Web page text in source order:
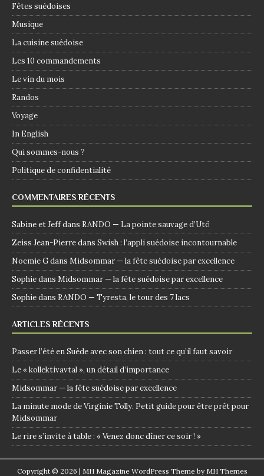
Fêtes suédoises
Musique
La cuisine suédoise
Les 10 commandements
Le vin du mois
Randos
Voyage
In English
Qui sommes-nous ?
Politique de confidentialité
COMMENTAIRES RÉCENTS
Sabine et Jeffdans RANDO — La pointe sauvage d’Utö
Zeiss Jean-Pierredans Swish : l’appli suédoise incontournable
Noemie Gdans Midsommar — la fête suédoise par excellence
Sophiedans Midsommar — la fête suédoise par excellence
Sophiedans RANDO — Tyresta, le tour des 7 lacs
ARTICLES RÉCENTS
Passer l’été en Suède avec son chien : tout ce qu’il faut savoir
Le « kollektivavtal », un détail d’importance
Midsommar — la fête suédoise par excellence
La minute mode de Virginie Tolly. Petit guide pour être prêt pour
Midsommar
Le rire s’invite à table : « Venez donc dîner ce soir ! »
Copyright © 2026 | MH Magazine WordPress Theme by MH Themes